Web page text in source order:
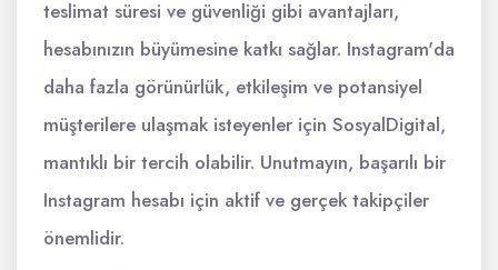
teslimat süresi ve güvenliği gibi avantajları,
hesabınızın büyümesine katkı sağlar. Instagram'da
daha fazla görünürlük, etkileşim ve potansiyel
müşterilere ulaşmak isteyenler için SosyalDigital,
mantıklı bir tercih olabilir. Unutmayın, başarılı bir
Instagram hesabı için aktif ve gerçek takipçiler
önemlidir.